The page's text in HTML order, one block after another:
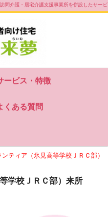
問介護・居宅介護支援事業所を併設したサービ
サイトマップ
ービス・特徴
くある質問
ンティア（氷見高等学校ＪＲＣ部）
学校ＪＲＣ部）来所